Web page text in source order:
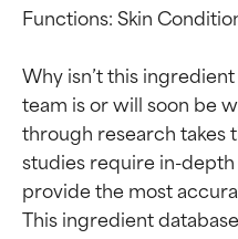
Functions: Skin
Why isn’t this
team is or will soon be
through research takes
studies require in-depth
provide the most
This ingredient